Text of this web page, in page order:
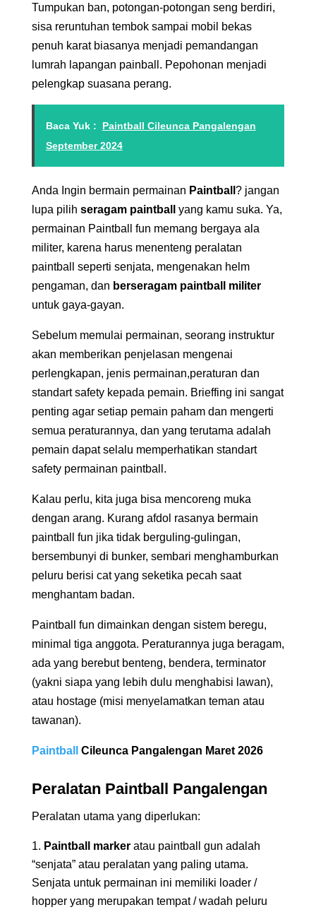
Tumpukan ban, potongan-potongan seng berdiri,
sisa reruntuhan tembok sampai mobil bekas
penuh karat biasanya menjadi pemandangan
lumrah lapangan painball. Pepohonan menjadi
pelengkap suasana perang.
Baca Yuk :
Paintball Cileunca Pangalengan
September 2024
Anda Ingin bermain permainan Paintball ? jangan
lupa pilih seragam paintball
yang kamu suka. Ya,
permainan Paintball fun memang bergaya ala
militer, karena harus menenteng peralatan
paintball seperti senjata, mengenakan helm
pengaman, dan berseragam paintball militer
untuk gaya-gayan.
Sebelum memulai permainan, seorang instruktur
akan memberikan penjelasan mengenai
perlengkapan, jenis permainan,peraturan dan
standart safety kepada pemain. Brieffing ini sangat
penting agar setiap pemain paham dan mengerti
semua peraturannya, dan yang terutama adalah
pemain dapat selalu memperhatikan standart
safety permainan paintball.
Kalau perlu, kita juga bisa mencoreng muka
dengan arang. Kurang afdol rasanya bermain
paintball fun jika tidak berguling-gulingan,
bersembunyi di bunker, sembari menghamburkan
peluru berisi cat yang seketika pecah saat
menghantam badan.
Paintball fun dimainkan dengan sistem beregu,
minimal tiga anggota. Peraturannya juga beragam,
ada yang berebut benteng, bendera, terminator
(yakni siapa yang lebih dulu menghabisi lawan),
atau hostage (misi menyelamatkan teman atau
tawanan).
Paintball Cileunca Pangalengan Maret 2026
Peralatan Paintball Pangalengan
Peralatan utama yang diperlukan:
Paintball markeratau paintball gun adalah
“senjata” atau peralatan yang paling utama.
Senjata untuk permainan ini memiliki loader /
hopper yang merupakan tempat / wadah peluru